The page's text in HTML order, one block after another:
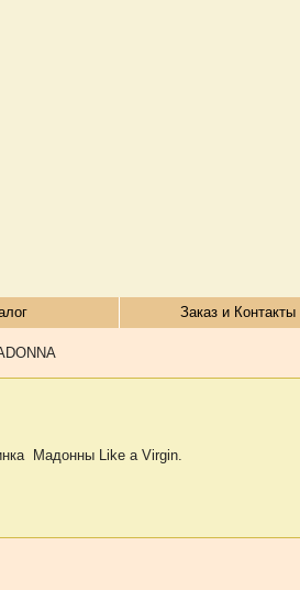
Заказ и Контакты
Мадонны Like a Virgin.